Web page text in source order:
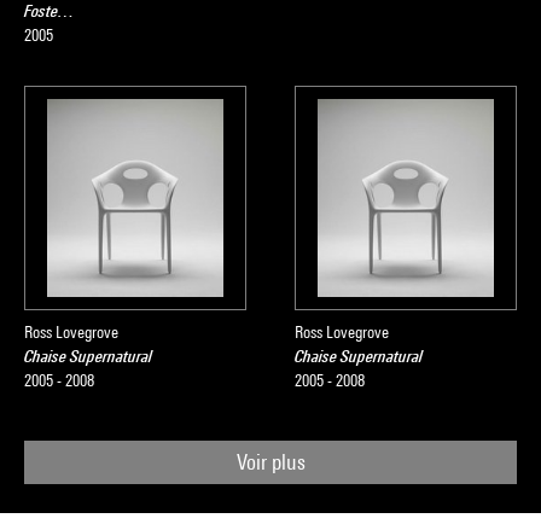
Foste…
2005
Ross Lovegrove
Chaise Supernatural
2005 - 2008
Ross Lovegrove
Chaise Supernatural
2005 - 2008
Voir plus